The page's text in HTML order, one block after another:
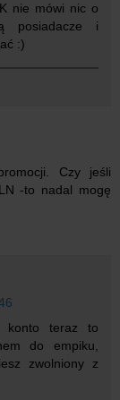
nie mówi nic o
posiadacze i
:)
Czy jeśli
-to nadal mogę
konto teraz to
do empiku,
zwolniony z